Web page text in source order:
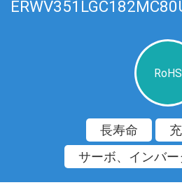
RoHS
長寿命
サーボ、インバ